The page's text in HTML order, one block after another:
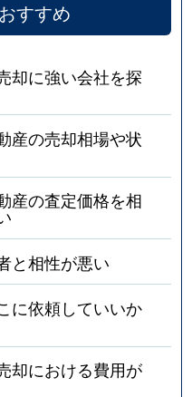
すすめ
却に強い会社を探
産の売却相場や状
産の査定価格を相
と相性が悪い
に依頼していいか
却における費用が